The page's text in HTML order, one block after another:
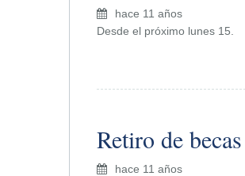
hace 11 años
Desde el próximo lunes 15.
Retiro de becas
hace 11 años